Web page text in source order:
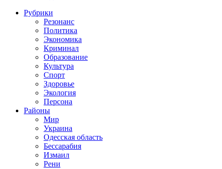
Рубрики
Резонанс
Политика
Экономика
Криминал
Образование
Культура
Спорт
Здоровье
Экология
Персона
Районы
Мир
Украина
Одесская область
Бессарабия
Измаил
Рени